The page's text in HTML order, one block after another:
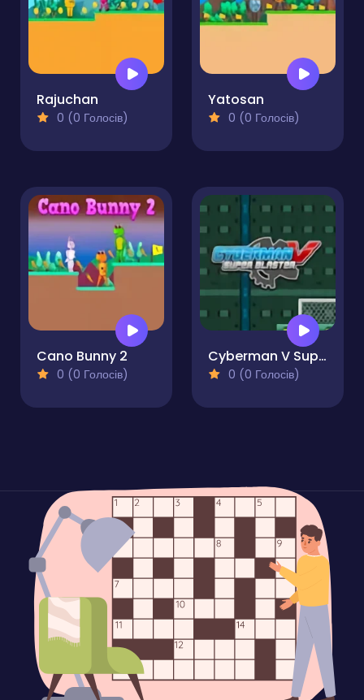
Rajuchan
0 (0 Голосів)
Yatosan
0 (0 Голосів)
Cano Bunny 2
0 (0 Голосів)
Cyberman V Super Blaster
0 (0 Голосів)